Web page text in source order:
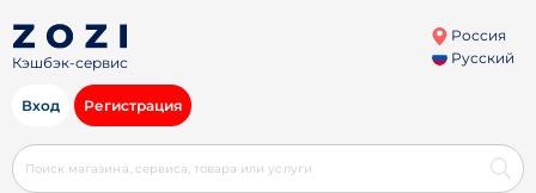
Кэшбэк-сервис
Россия
Русский
Вход Регистрация